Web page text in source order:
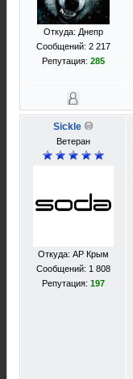
Откуда: Днепр
Сообщений: 2 217
Репутация: 285
Sickle
Ветеран
Откуда: АР Крым
Сообщений: 1 808
Репутация: 197